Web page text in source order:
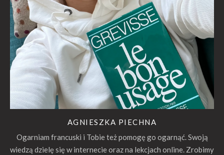
AGNIESZKA PIECHNA
Ogarniam francuski i Tobie też pomogę go ogarnąć. Swoją
wiedzą dzielę się w internecie oraz na lekcjach online. Zrobimy